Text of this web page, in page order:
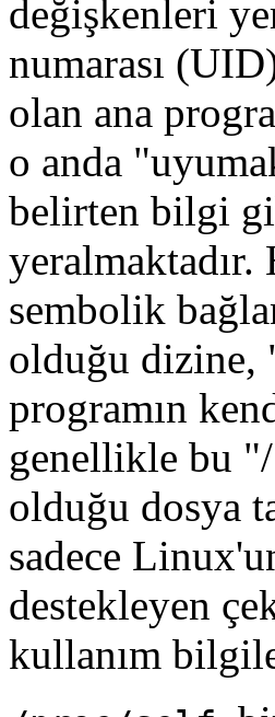
değişkenleri
numarası
olan ana
o anda
belirten bilgi
sembolik
olduğu dizine,
programın
genellikle bu
olduğu dosya
sadece
destekleyen
kullanım